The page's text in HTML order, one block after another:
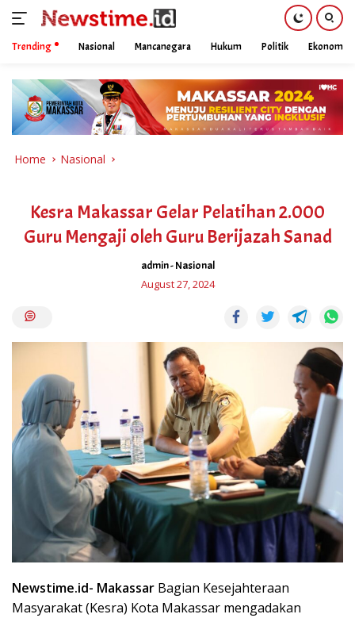
content
Trending Nasional Mancanegara Hukum Politik Ekonomi
Home Nasional
Kesra Makassar Gelar Pelatihan 2.000
Guru Mengaji oleh Guru Berijazah Sanad
admin-Nasional
August 27, 2024
Newstime.id- Makassar Bagian Kesejahteraan
Masyarakat (Kesra) Kota Makassar mengadakan